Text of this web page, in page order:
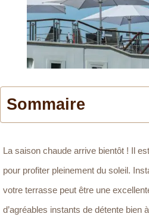
Sommaire
La saison chaude arrive bientôt ! Il
pour profiter pleinement du soleil.
votre terrasse peut être une
d’agréables instants de détente bien